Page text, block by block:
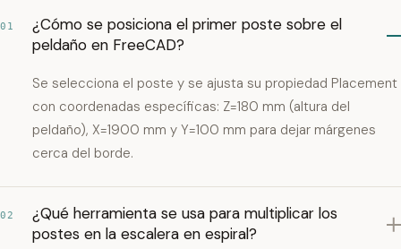
01
¿Cómo se posiciona el primer poste sobre el
peldaño en FreeCAD?
Se selecciona el poste y se ajusta su propiedad Placement
con coordenadas específicas: Z=180 mm (altura del
peldaño), X=1900 mm y Y=100 mm para dejar márgenes
cerca del borde.
02
¿Qué herramienta se usa para multiplicar los
postes en la escalera en espiral?